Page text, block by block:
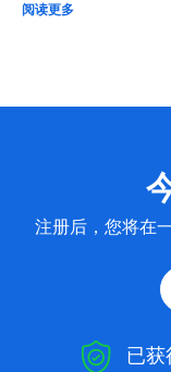
阅读更多
注册后，您将在
已